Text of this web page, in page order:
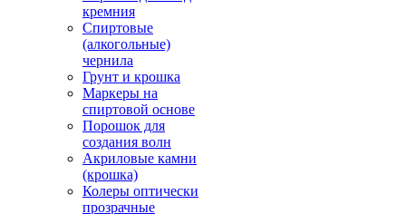
кремния
Спиртовые
(алкогольные)
чернила
Грунт и крошка
Маркеры на
спиртовой основе
Порошок для
создания волн
Акриловые камни
(крошка)
Колеры оптически
прозрачные